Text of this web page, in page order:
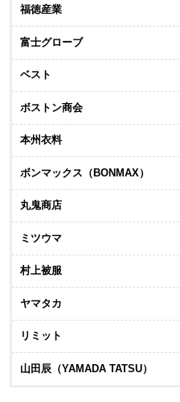
福徳産業
富士グローブ
ベスト
ボストン商会
本州衣料
ボンマックス（BONMAX）
丸鬼商店
ミツウマ
村上被服
ヤマタカ
リミット
山田辰（YAMADA TATSU）